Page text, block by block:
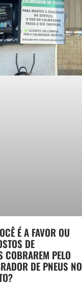
É A FAVOR OU
DE
COBRAREM PELO
DE PNEUS NO